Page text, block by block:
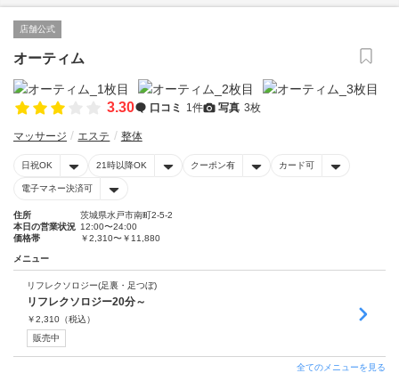
店舗公式
オーティム
3.30 口コミ 1件 写真 3枚
マッサージ エステ 整体
日祝OK 21時以降OK クーポン有 カード可
電子マネー決済可
住所
茨城県水戸市南町2-5-2
本日の営業状況 12:00〜24:00
価格帯
￥2,310〜￥11,880
メニュー
リフレクソロジー(足裏・足つぼ)
リフレクソロジー20分～
￥2,310 （税込）
販売中
全てのメニューを見る